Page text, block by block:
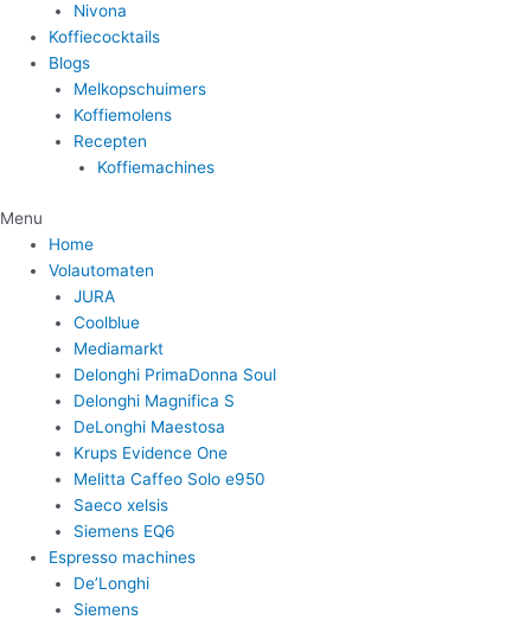
Nivona
Koffiecocktails
Blogs
Melkopschuimers
Koffiemolens
Recepten
Koffiemachines
Menu
Home
Volautomaten
JURA
Coolblue
Mediamarkt
Delonghi PrimaDonna Soul
Delonghi Magnifica S
DeLonghi Maestosa
Krups Evidence One
Melitta Caffeo Solo e950
Saeco xelsis
Siemens EQ6
Espresso machines
De’Longhi
Siemens